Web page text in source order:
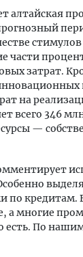
алтайская
части
затрат.
на
всего 346
—
по кредитам.
а многие
есть. По